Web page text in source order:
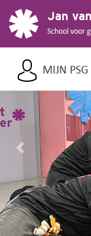
Jan
School voor
MIJN PSG
Previous